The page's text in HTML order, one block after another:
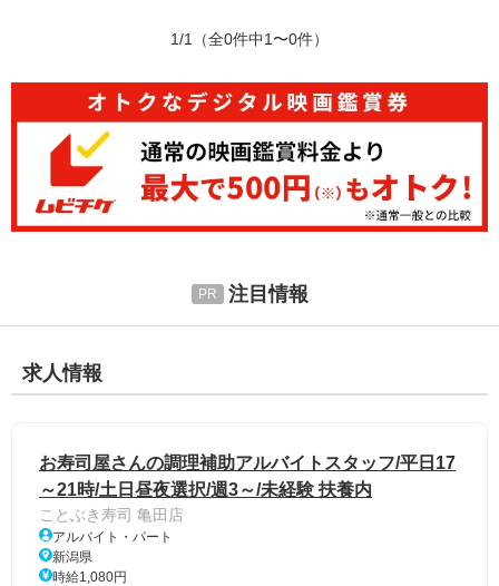
1/1 （全0件中1〜0件）
注目情報
求人情報
お寿司屋さんの調理補助アルバイトスタッフ/平日17
～21時/土日昼夜選択/週3～/未経験 扶養内
ことぶき寿司 亀田店
アルバイト・パート
新潟県
時給1,080円